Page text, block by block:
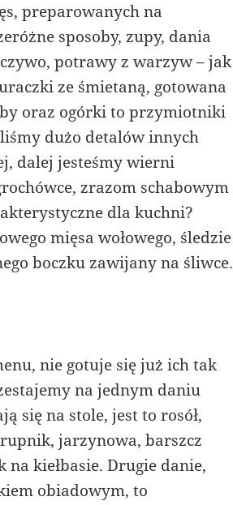
preparowanych na
sposoby, zupy, dania
potrawy z warzyw – jak
ze śmietaną, gotowana
oraz ogórki to przymiotniki
dużo detalów innych
dalej jesteśmy wierni
zrazom schabowym
dla kuchni?
mięsa wołowego, śledzie
boczku zawijany na śliwce.
nie gotuje się już ich tak
na jednym daniu
się na stole, jest to rosół,
jarzynowa, barszcz
kiełbasie. Drugie danie,
obiadowym, to